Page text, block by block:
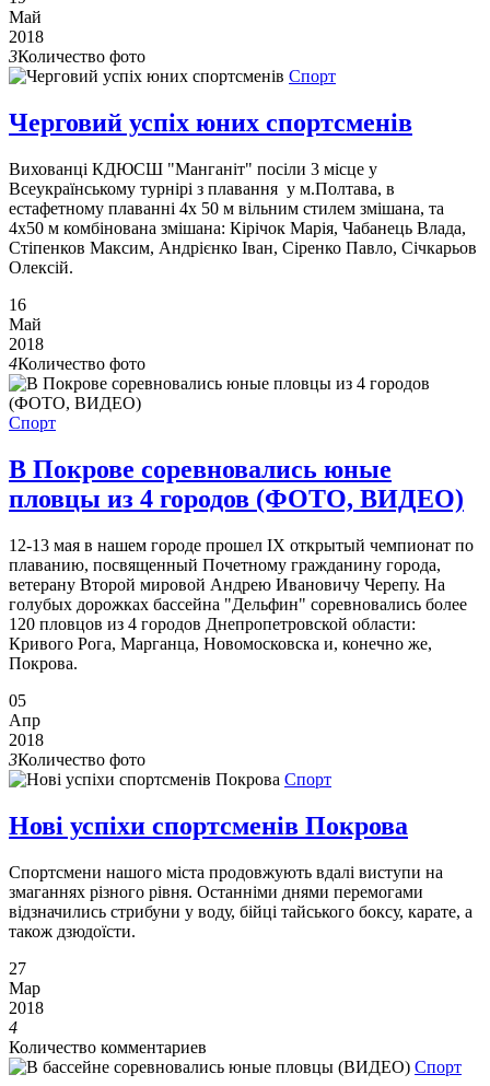
Май
2018
3Количество фото
Спорт
Черговий успіх юних спортсменів
Вихованці КДЮСШ "Манганіт" посіли 3 місце у
Всеукраїнському турнірі з плавання у м.Полтава, в
естафетному плаванні 4х 50 м вільним стилем змішана, та
4х50 м комбінована змішана: Кірічок Марія, Чабанець Влада,
Стіпенков Максим, Андрієнко Іван, Сіренко Павло, Січкарьов
Олексій.
16
Май
2018
4Количество фото
Спорт
В Покрове соревновались юные
пловцы из 4 городов (ФОТО, ВИДЕО)
12-13 мая в нашем городе прошел ІХ открытый чемпионат по
плаванию, посвященный Почетному гражданину города,
ветерану Второй мировой Андрею Ивановичу Черепу. На
голубых дорожках бассейна "Дельфин" соревновались более
120 пловцов из 4 городов Днепропетровской области:
Кривого Рога, Марганца, Новомосковска и, конечно же,
Покрова.
05
Апр
2018
3Количество фото
Спорт
Нові успіхи спортсменів Покрова
Спортсмени нашого міста продовжують вдалі виступи на
змаганнях різного рівня. Останніми днями перемогами
відзначились стрибуни у воду, бійці тайського боксу, карате, а
також дзюдоїсти.
27
Мар
2018
4
Количество комментариев
Спорт